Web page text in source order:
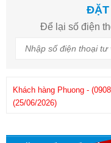
ĐẶT
Để lại số điện
Khách hàng Phuong -
(25/06/2026)